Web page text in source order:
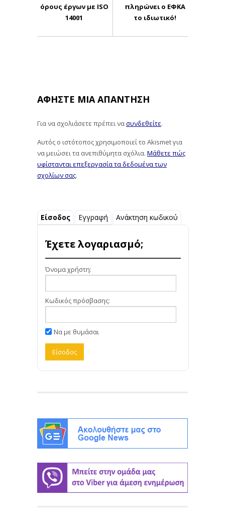
όρους έργων με ISO
14001
πληρώνει ο ΕΦΚΑ
το ιδιωτικό!
ΑΦΉΣΤΕ ΜΙΑ ΑΠΆΝΤΗΣΗ
Για να σχολιάσετε πρέπει νασυνδεθείτε.
Αυτός ο ιστότοπος χρησιμοποιεί το Akismet για
να μειώσει τα ανεπιθύμητα σχόλια. Μάθετε πώς
υφίστανται επεξεργασία τα δεδομένα των
σχολίων σας.
Είσοδος Εγγραφή Ανάκτηση κωδικού
Έχετε λογαριασμό;
Όνομα χρήστη:
Κωδικός πρόσβασης:
Να με θυμάσαι